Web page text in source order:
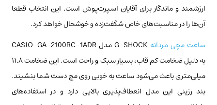
ارزشمند و ماندگار برای آقایان اسپرت‌پوش است. این انتخاب قطعا
آن‌ها را در مناسبت‌های خاص شگفت‌زده و خوشحال خواهد کرد.
ساعتمچیمردانه
G-SHOCK مدل CASIO-GA-2100RC-1ADR
به دلیل ضخامت کم قاب، بسیار سبک و راحت است. این ضخامت ۱۱.۸
میلی‌متری باعث می‌شود ساعت به خوبی روی مچ دست شما بنشیند.
بند رزینی این مدل انعطاف‌پذیری بالایی دارد و در استفاده‌های